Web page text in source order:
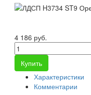
4 186 руб.
Купить
Характеристики
Комментарии